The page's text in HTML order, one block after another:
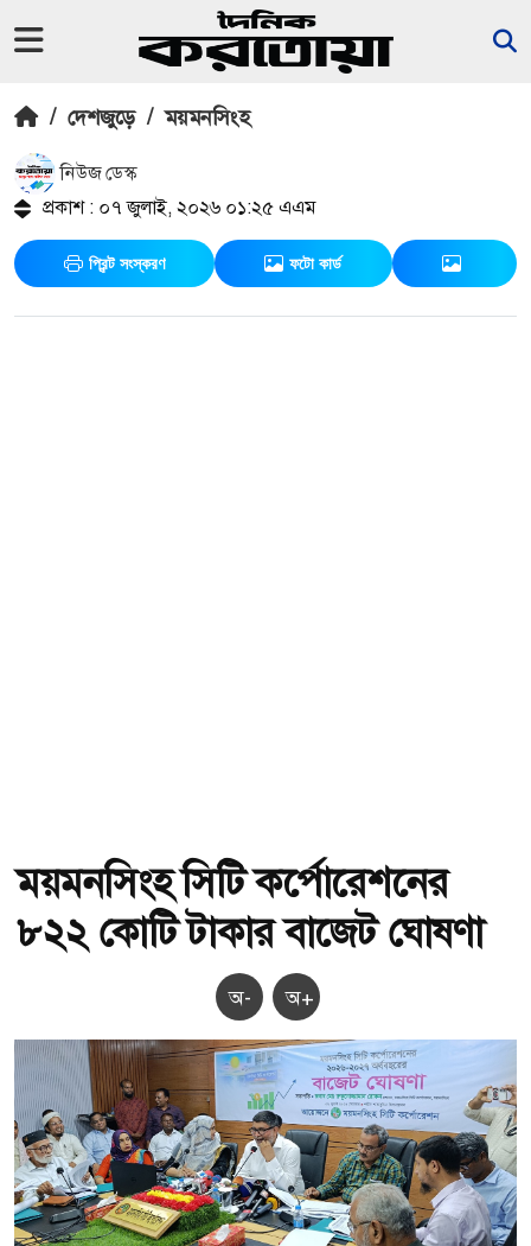
/ দেশজুড়ে / ময়মনসিংহ
নিউজ ডেস্ক
প্রকাশ : ০৭ জুলাই, ২০২৬ ০১:২৫ এএম
প্রিন্ট সংস্করণ ফটো কার্ড
ময়মনসিংহ সিটি কর্পোরেশনের
৮২২ কোটি টাকার বাজেট ঘোষণা
অ- অ+